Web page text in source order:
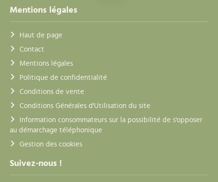
Mentions légales
Haut de page
Contact
Mentions légales
Politique de confidentialité
Conditions de vente
Conditions Générales d'Utilisation du site
Information consommateurs sur la possibilité de s'opposer
au démarchage téléphonique
Gestion des cookies
Suivez-nous !